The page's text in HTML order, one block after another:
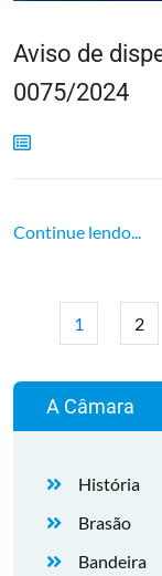
Aviso de
0075/2024
Continue lendo...
1 2
A Câmara
História
Brasão
Bandeira